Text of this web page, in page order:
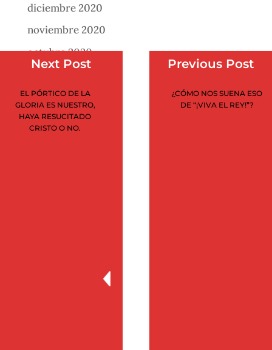
diciembre 2020
noviembre 2020
octubre 2020
agosto 2020
julio 2020
Previous Post
¿CÓMO NOS SUENA ESO
DE “¡VIVA EL REY!”?
Next Post
EL PÓRTICO DE LA
GLORIA ES NUESTRO,
HAYA RESUCITADO
CRISTO O NO.